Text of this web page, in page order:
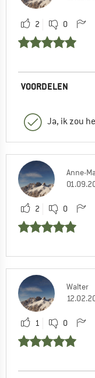
2 0
VOORDELEN
Ja, ik zou
Anne-
2 0
Walter
1 0